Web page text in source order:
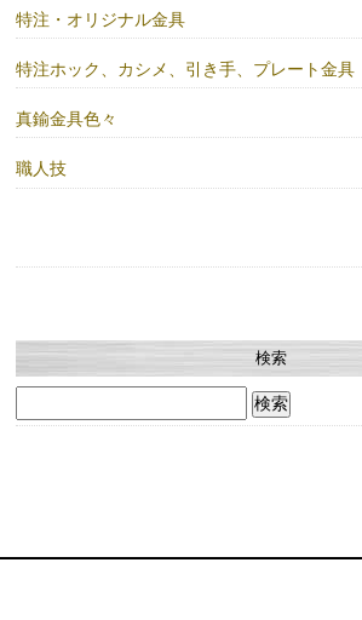
特注・オリジナル金具
特注ホック、カシメ、引き手、プレート金具
真鍮金具色々
職人技
検索
索: